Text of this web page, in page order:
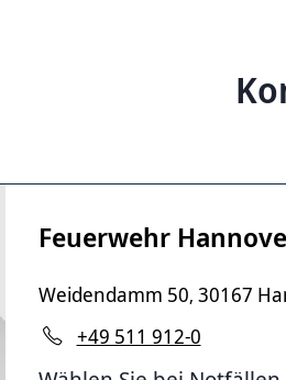
Feuerwehr
Weidendamm 50, 30167
+49 511 912-0